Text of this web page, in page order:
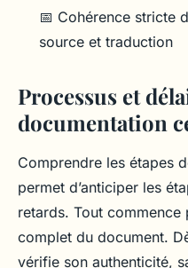
📅 Cohérence stricte
source et traduction
Processus et
documentation
Comprendre les étapes
permet d’anticiper les
retards. Tout commence
complet du document.
vérifie son authenticité,